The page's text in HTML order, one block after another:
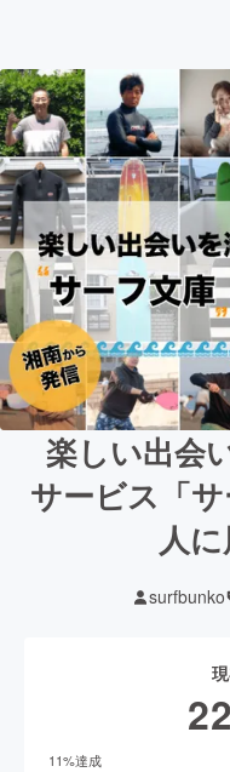
楽しい出会
サービス「
人
surfbunko
11%達成